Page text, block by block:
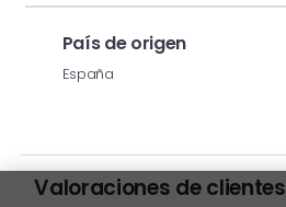
País de origen
España
Valoraciones de clientes